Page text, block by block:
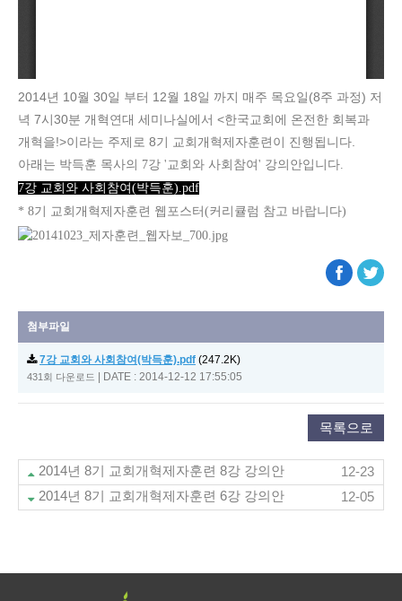
2014년 10월 30일 부터 12월 18일 까지 매주 목요일(8주 과정) 저
녁 7시30분 개혁연대 세미나실에서 <한국교회에 온전한 회복과
개혁을!>이라는 주제로 8기 교회개혁제자훈련이 진행됩니다.
아래는 박득훈 목사의 7강 '교회와 사회참여' 강의안입니다.
7강 교회와 사회참여(박득훈).pdf
* 8기 교회개혁제자훈련 웹포스터(커리큘럼 참고 바랍니다)
첨부파일
7강 교회와 사회참여(박득훈).pdf (247.2K)
431회 다운로드 DATE : 2014-12-12 17:55:05
목록으로
2014년 8기 교회개혁제자훈련 8강 강의안
12-23
2014년 8기 교회개혁제자훈련 6강 강의안
12-05